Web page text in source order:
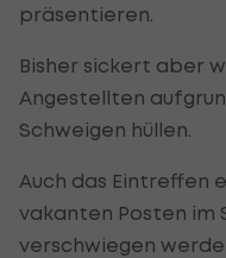
präsentieren.
Bisher sickert aber
Angestellten
Schweigen hüllen.
Auch das Eintreffen
vakanten Posten im
verschwiegen